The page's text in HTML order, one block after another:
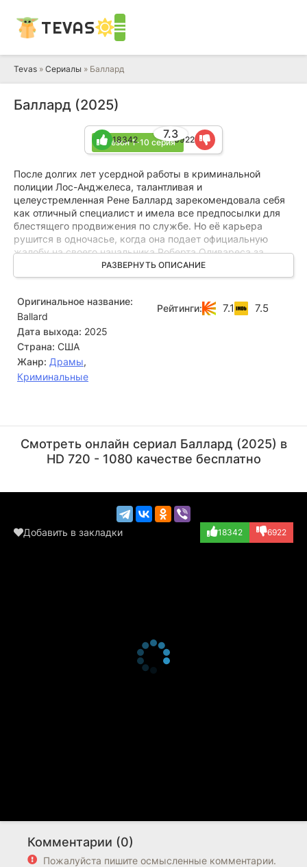
TEVAS
Tevas » Сериалы » Баллард
Баллард (2025)
1 сезон 1-10 серия
7.3
18342 6922
После долгих лет усердной работы в криминальной
полиции Лос-Анджелеса, талантливая и
целеустремленная Рене Баллард зарекомендовала себя
как отличный специалист и имела все предпосылки для
блестящего продвижения по службе. Но её карьера
рушится в одночасье, когда она подает официальную
жалобу на своего начальника Роберта Оливареса за
сексуальные домогательства. Руководство не желает
разбираться и встает на сторону обвиняемого, предлагая
с нераскрытыми делами.
РАЗВЕРНУТЬ ОПИСАНИЕ
Оригинальное название:
Ballard
Дата выхода: 2025
Страна: США
Жанр: Драмы,
Криминальные
Рейтинги: 7.1 7.5
(Tutu)
(Leo)
Смотреть онлайн сериал Баллард (2025) в
HD 720 - 1080 качестве бесплатно
Добавить в закладки 18342 6922
Комментарии (0)
Пожалуйста пишите осмысленные комментарии.